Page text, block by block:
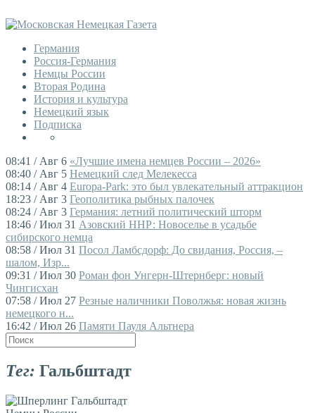
Германия
Россия-Германия
Немцы России
Вторая Родина
История и культура
Немецкий язык
Подписка
08:41 / Авг 6 «Лучшие имена немцев России – 2026»
08:40 / Авг 5 Немецкий след Мелекесса
08:14 / Авг 4 Europa-Park: это был увлекательный аттракцион
18:23 / Авг 3 Геополитика рыбных палочек
08:24 / Авг 3 Германия: летний политический шторм
18:46 / Июл 31 Азовский ННР: Новоселье в усадьбе
сибирского немца
08:58 / Июл 31 Посол Ламбсдорф: До свидания, Россия, –
шалом, Изр...
09:31 / Июл 30 Роман фон Унгерн-Штернберг: новый
Чингисхан
07:58 / Июл 27 Резные наличники Поволжья: новая жизнь
немецкого н...
16:42 / Июл 26 Памяти Пауля Альтнера
Тег: Гальбштадт